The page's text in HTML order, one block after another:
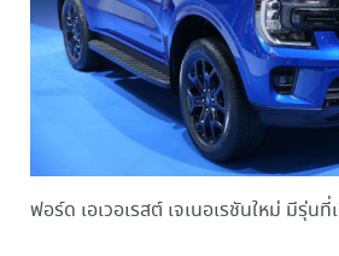
ฟอร์ด เอเวอเรสต์ เจเนอเรชันใหม่ มีรุ่น